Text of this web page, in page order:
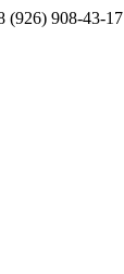
(926) 908-43-17